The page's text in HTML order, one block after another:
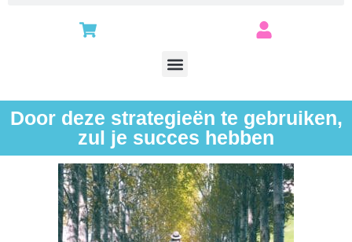
Door deze strategieën te gebruiken,
zul je succes hebben